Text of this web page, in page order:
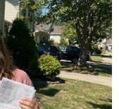
Bangkok (Thái
Việt Nam trên
G vòng loại